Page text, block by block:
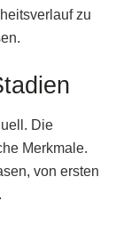
zu
Die
Merkmale.
von ersten